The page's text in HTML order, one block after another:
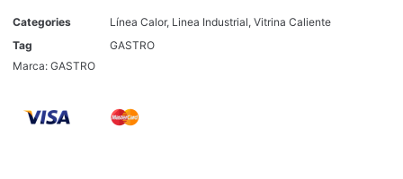
Categories Línea Calor, Linea Industrial, Vitrina Caliente
Tag
GASTRO
Marca: GASTRO